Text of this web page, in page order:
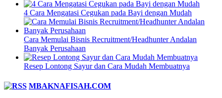
4 Cara Mengatasi Cegukan pada Bayi dengan Mudah
Cara Memulai Bisnis Recruitment/Headhunter Andalan
Banyak Perusahaan
Resep Lontong Sayur dan Cara Mudah Membuatnya
MBAKNAFISAH.COM